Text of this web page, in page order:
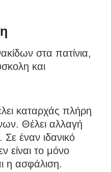
στα πατίνια,
και
καταρχάς πλήρη
Θέλει αλλαγή
έναν ιδανικό
είναι το μόνο
η ασφάλιση.